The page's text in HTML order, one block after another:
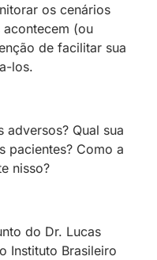
os cenários
(ou
de facilitar sua
los.
adversos? Qual sua
pacientes? Como a
nisso?
do Dr. Lucas
Instituto Brasileiro